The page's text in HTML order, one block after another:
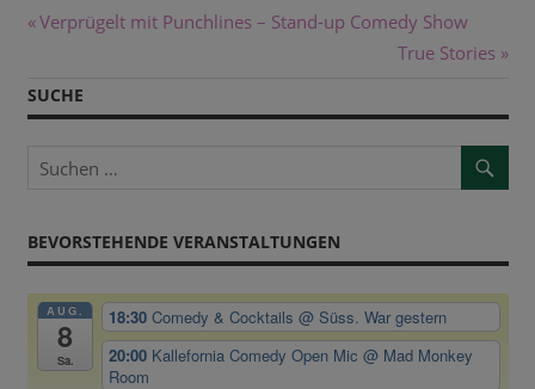
Beitragsnavigation
Vorheriger
Verprügelt mit Punchlines – Stand-up Comedy Show
Nächster
True Stories
SUCHE
BEVORSTEHENDE VERANSTALTUNGEN
AUG.
8
Sa.
18:30Comedy & Cocktails@ Süss. War gestern
20:00 Kallefornia Comedy Open Mic@ Mad Monkey
Room